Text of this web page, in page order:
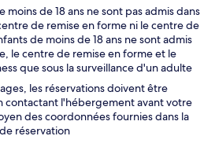
moins de 18 ans ne sont pas admis dans
de remise en forme ni le centre de
de moins de 18 ans ne sont admis
le centre de remise en forme et le
que sous la surveillance d'un adulte
les réservations doivent être
contactant l'hébergement avant votre
des coordonnées fournies dans la
réservation